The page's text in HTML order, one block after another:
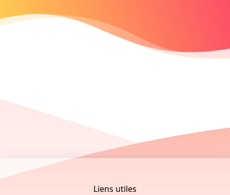
Liens utiles